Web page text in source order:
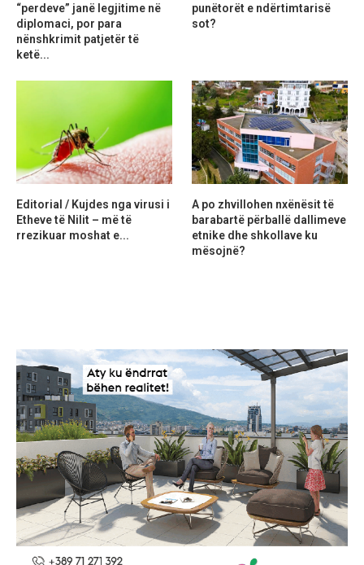
“perdeve” janë legjitime në
diplomaci, por para
nënshkrimit patjetër të
ketë...
punëtorët e ndërtimtarisë
sot?
Editorial / Kujdes nga virusi i
Etheve të Nilit – më të
rrezikuar moshat e...
A po zhvillohen nxënësit të
barabartë përballë dallimeve
etnike dhe shkollave ku
mësojnë?